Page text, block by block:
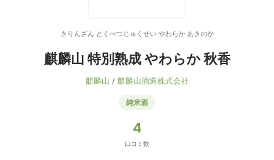
きりんざん とくべつじゅくせい やわらか あきのか
麒麟山 特別熟成 やわらか 秋香
麒麟山 / 麒麟山酒造株式会社
純米酒
4
口コミ数